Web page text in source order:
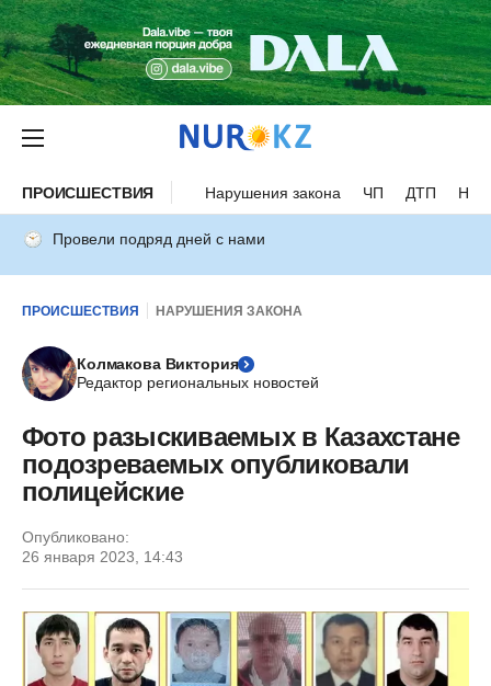
ПРОИСШЕСТВИЯ Нарушения закона ЧП ДТП
Провели подряд дней с нами
ПРОИСШЕСТВИЯ НАРУШЕНИЯ ЗАКОНА
Колмакова Виктория
Редактор региональных новостей
Фото разыскиваемых в Казахстане
подозреваемых опубликовали
полицейские
Опубликовано:
26 января 2023, 14:43